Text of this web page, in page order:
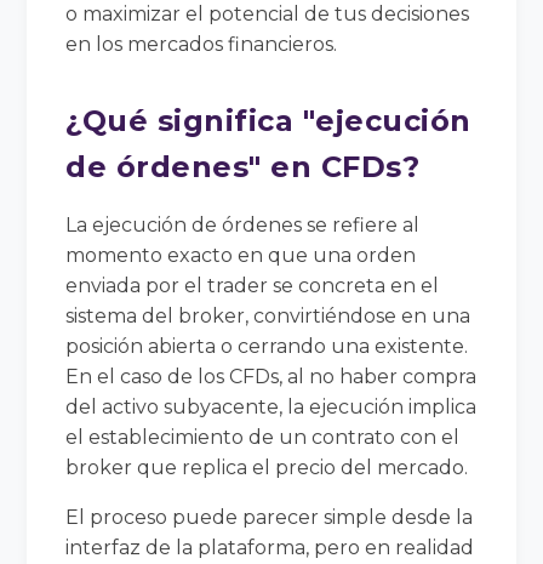
o maximizar el potencial de tus decisiones
en los mercados financieros.
¿Qué significa "ejecución
de órdenes" en CFDs?
La ejecución de órdenes se refiere al
momento exacto en que una orden
enviada por el trader se concreta en el
sistema del broker, convirtiéndose en una
posición abierta o cerrando una existente.
En el caso de los CFDs, al no haber compra
del activo subyacente, la ejecución implica
el establecimiento de un contrato con el
broker que replica el precio del mercado.
El proceso puede parecer simple desde la
interfaz de la plataforma, pero en realidad